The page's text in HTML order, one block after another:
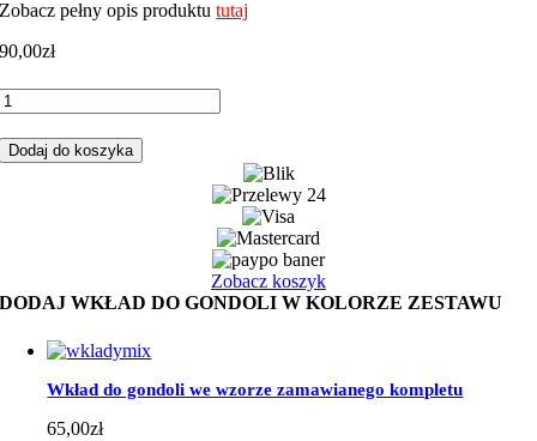
Zobacz pełny opis produktututaj
90,00zł
Dodaj do koszyka
Zobacz koszyk
DODAJ WKŁAD DO GONDOLI W KOLORZE ZESTAWU
Wkład do gondoli we wzorze zamawianego kompletu
65,00zł